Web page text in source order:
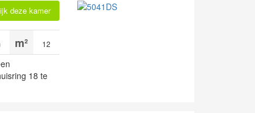
deze kamer
12
18 te